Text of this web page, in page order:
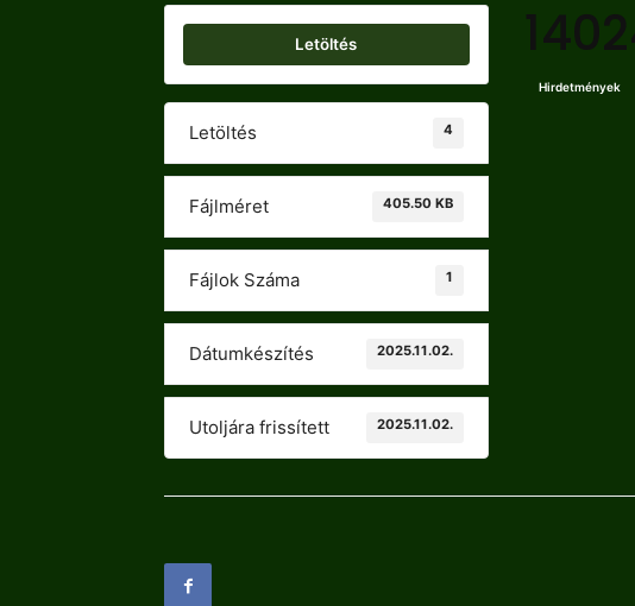
Letöltés
Letöltés 4
Fájlméret 405.50 KB
Fájlok Száma 1
Dátumkészítés 2025.11.02.
Utoljára frissített 2025.11.02.
Hirdetmények